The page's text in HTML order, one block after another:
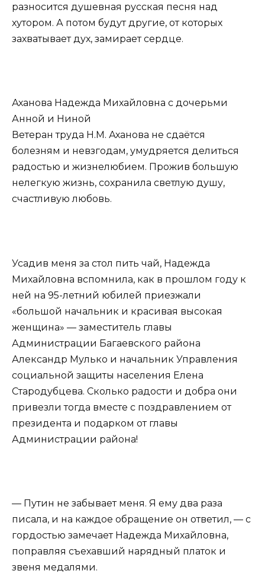
разносится душевная русская песня над
хутором. А потом будут другие, от которых
захватывает дух, замирает сердце.
Аханова Надежда Михайловна с дочерьми
Анной и Ниной
Ветеран труда Н.М. Аханова не сдаётся
болезням и невзгодам, умудряется делиться
радостью и жизнелюбием. Прожив большую
нелегкую жизнь, сохранила светлую душу,
счастливую любовь.
Усадив меня за стол пить чай, Надежда
Михайловна вспомнила, как в прошлом году к
ней на 95-летний юбилей приезжали
«большой начальник и красивая высокая
женщина» — заместитель главы
Администрации Багаевского района
Александр Мулько и начальник Управления
социальной защиты населения Eлена
Стародубцева. Сколько радости и добра они
привезли тогда вместе с поздравлением от
президента и подарком от главы
Администрации района!
— Путин не забывает меня. Я ему два раза
писала, и на каждое обращение он ответил, — с
гордостью замечает Надежда Михайловна,
поправляя съехавший нарядный платок и
звеня медалями.